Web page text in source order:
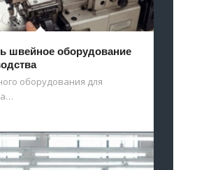
швейное оборудование
оборудования для